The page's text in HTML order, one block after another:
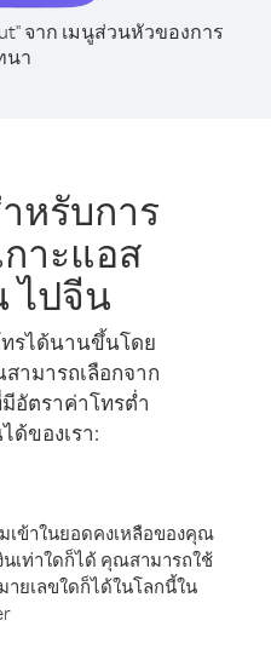
จาก เมนูส่วนหัวของการ
นา
หรับการ
าะแอส
ไปจีน
รได้นานขึ้นโดย
ามารถเลือกจาก
อัตราค่าโทรต่ำ
ด้ของเรา:
เข้าในยอดคงเหลือของคุณ
เท่าใดก็ได้ คุณสามารถใช้
ยเลขใดก็ได้ในโลกนี้ใน